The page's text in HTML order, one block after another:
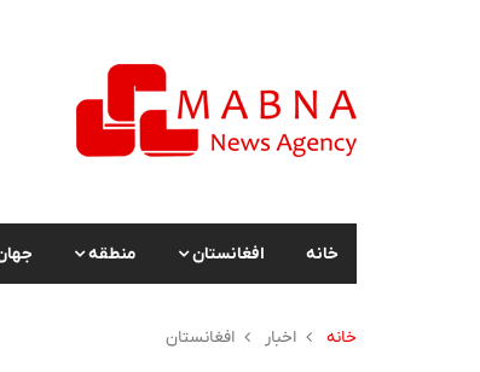
خانه افغانستان منطقه
خانه اخبار افغانستان